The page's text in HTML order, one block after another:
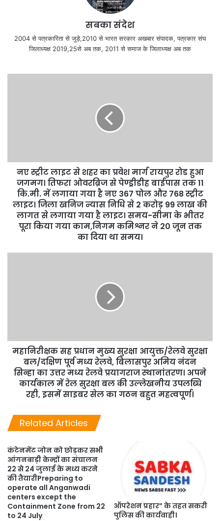
सबका संदेश
2004 से पत्रकारिता से जुड़े,2010 से भारत सरकार अखबार संपादक, पत्रकार संघ
जिलाध्यक्ष 2019,25से अब तक, 2011 से समाज के जिलाध्यक्ष अब तक
नए स्ट्रीट लाइट से शहर का प्रवेश मार्ग रायपुर रोड हुआ
जगमग। तिफरा ओवरब्रिज से पेण्ड्रीडीह बाईपास तक 11
कि.मी. में लगाया गया है नए 367 पोल और 768 स्ट्रीट
लाइट। जिला खनिज न्यास निधि से 2 करोड़ 99 लाख की
लागत से लगाया गया है लाइट। समय-सीमा के भीतर
पूरा किया गया काम,निगम कमिश्नर ने 20 जून तक
का दिया था समय।
महानिरीक्षक सह प्रधान मुख्य सुरक्षा आयुक्त/रेलवे सुरक्षा
बल/दक्षिण पूर्व मध्य रेलवे, बिलासपुर अमिय नंदन
सिन्हा का उत्तर मध्य रेलवे प्रयागराज स्थानांतरण। अपने
कार्यकाल में रेल सुरक्षा बल की उल्लेखनीय उपलब्धि
रही, इसमें साइबर सेल का गठन बहुत महत्वपूर्ण।
Related Articles
कंटेनमेंट जोन को छोड़कर सभी
आंगनबाड़ी केन्द्रों का संचालन
22 से 24 जुलाई के मध्य करने
की तैयारीPreparing to
operate all Anganwadi
centers except the
Containment Zone from 22
to 24 July
ऑपरेशन प्रहार” के तहत सकरी
पुलिस की कार्यवाही।